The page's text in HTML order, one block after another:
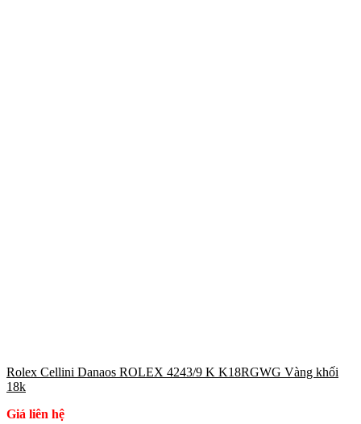
Rolex Cellini Danaos ROLEX 4243/9 K K18RGWG Vàng khối
18k
Giá liên hệ